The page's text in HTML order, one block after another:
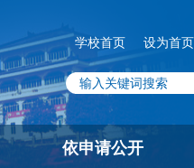
学校首页 设为首页
依申请公开